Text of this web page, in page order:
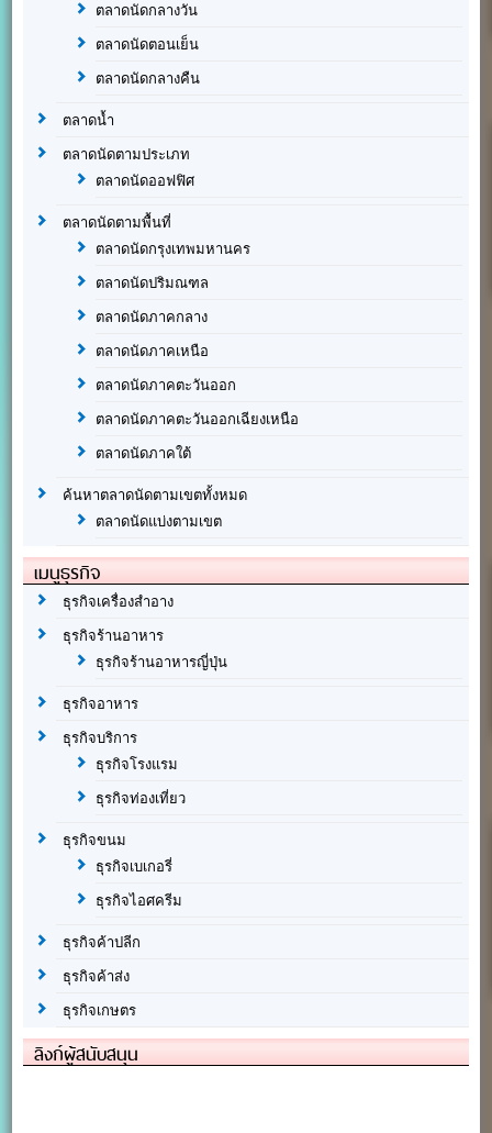
ตลาดนัดกลางวัน
ตลาดนัดตอนเย็น
ตลาดนัดกลางคืน
ตลาดน้ำ
ตลาดนัดตามประเภท
ตลาดนัดออฟฟิศ
ตลาดนัดตามพื้นที่
ตลาดนัดกรุงเทพมหานคร
ตลาดนัดปริมณฑล
ตลาดนัดภาคกลาง
ตลาดนัดภาคเหนือ
ตลาดนัดภาคตะวันออก
ตลาดนัดภาคตะวันออกเฉียงเหนือ
ตลาดนัดภาคใต้
ค้นหาตลาดนัดตามเขตทั้งหมด
ตลาดนัดแบ่งตามเขต
เมนูธุรกิจ
ธุรกิจเครื่องสำอาง
ธุรกิจร้านอาหาร
ธุรกิจร้านอาหารญี่ปุ่น
ธุรกิจอาหาร
ธุรกิจบริการ
ธุรกิจโรงแรม
ธุรกิจท่องเที่ยว
ธุรกิจขนม
ธุรกิจเบเกอรี่
ธุรกิจไอศครีม
ธุรกิจค้าปลีก
ธุรกิจค้าส่ง
ธุรกิจเกษตร
ลิงก์ผู้สนับสนุน